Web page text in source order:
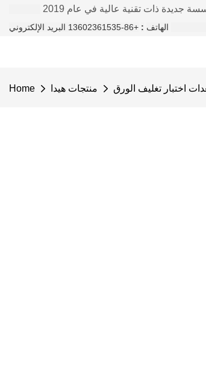
ذات تقنية عالية في عام 2019
الهاتف :
Home منتجات هيدا اختبار تغليف الورق